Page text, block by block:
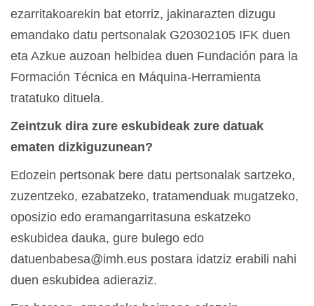
ezarritakoarekin bat etorriz, jakinarazten dizugu
emandako datu pertsonalak G20302105 IFK duen
eta Azkue auzoan helbidea duen Fundación para la
Formación Técnica en Máquina-Herramienta
tratatuko dituela.
Zeintzuk dira zure eskubideak zure datuak
ematen dizkiguzunean?
Edozein pertsonak bere datu pertsonalak sartzeko,
zuzentzeko, ezabatzeko, tratamenduak mugatzeko,
oposizio edo eramangarritasuna eskatzeko
eskubidea dauka, gure bulego edo
datuenbabesa@imh.eus postara idatziz erabili nahi
duen eskubidea adieraziz.